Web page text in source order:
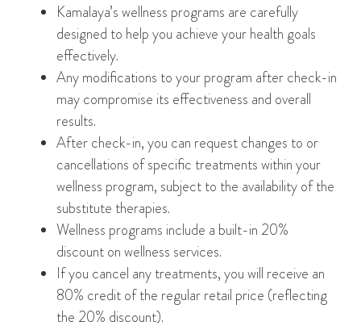
Kamalaya’s wellness programs are carefully
designed to help you achieve your health goals
effectively.
Any modifications to your program after check-in
may compromise its effectiveness and overall
results.
After check-in, you can request changes to or
cancellations of specific treatments within your
wellness program, subject to the availability of the
substitute therapies.
Wellness programs include a built-in 20%
discount on wellness services.
If you cancel any treatments, you will receive an
80% credit of the regular retail price (reflecting
the 20% discount).